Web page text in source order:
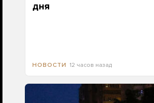
дня
НОВОСТИ 12 часов назад